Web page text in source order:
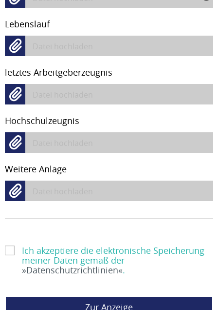
Lebenslauf
letztes Arbeitgeberzeugnis
Hochschulzeugnis
Weitere Anlage
Ich akzeptiere die elektronische Speicherung
meiner Daten gemäß der
Datenschutzrichtlinien .
Zur Anzeige